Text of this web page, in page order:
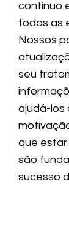
contínuo
todas as
Nossos
seu
ajudá-los
que
são
sucesso